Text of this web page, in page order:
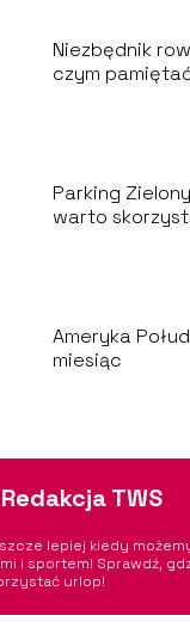
Niezbędnik
czym
Parking
warto
Ameryka
miesiąc
Redakcja TWS
lepiej kiedy
i sportem! Sprawdź,
urlop!